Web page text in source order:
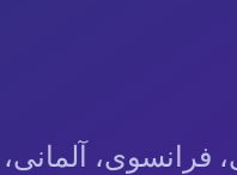
فرانسوی، آلمانی،